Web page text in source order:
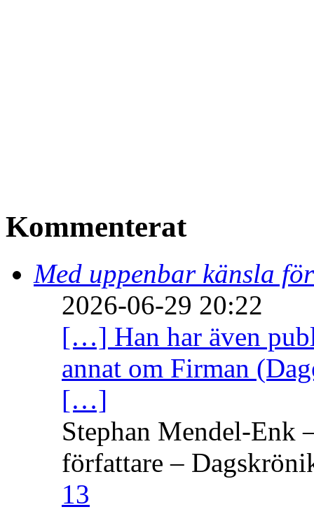
Kommenterat
Med uppenbar känsla
2026-06-29 20:22
[…] Han har även
annat om Firman
[…]
Stephan Mendel-Enk
författare –
13